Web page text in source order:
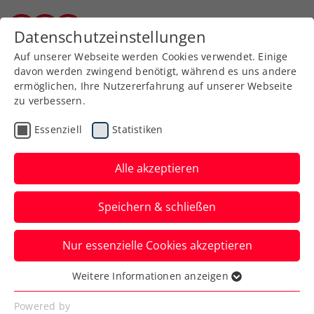
Zurück zur Newsübersicht
ITF Warmbad Villach:
Kraus greift nach erstem
W25-Titel
Bei den Herren holt sich indes Sandro
Kopp in Kärnten seinen ersten Doppeltitel
bei einem internationalen
Erwachsenenturnier.
Verfasst von: Manuel Wachta, 21.05.2022
Datenschutzeinstellungen
Auf unserer Webseite werden Cookies verwendet. Einige
davon werden zwingend benötigt, während es uns andere
ermöglichen, Ihre Nutzererfahrung auf unserer Webseite
zu verbessern.
Essenziell Statistiken
Alle akzeptieren
Speichern & schließen
Nur essenzielle Cookies akzeptieren
Essenziell
Essenzielle Cookies werden für grundlegende
Weitere Informationen anzeigen
Powered by